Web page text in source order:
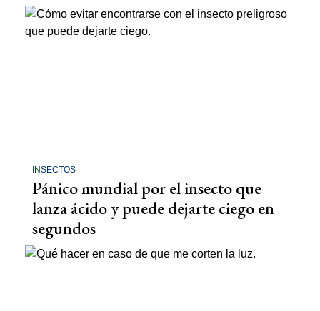
INSECTOS
Pánico mundial por el insecto que
lanza ácido y puede dejarte ciego en
segundos